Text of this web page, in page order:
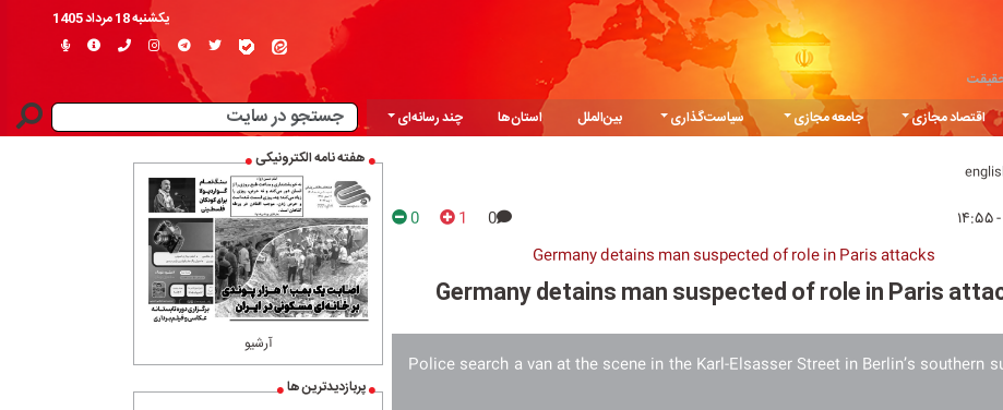
یکشنبه 18 مرداد 1405
اقتصاد مجازی جامعه مجازی سیاست‌گذاری بین‌الملل استان‌ها
چند رسانه‌ای
0
1
0
Germany detains man suspected of role in Paris attacks
Germany detains man suspected of role in Paris
Police search a van at the scene in the Karl-Elsasser Street in Berlin’s southern
هفته نامه الکترونیکی
آرشیو
پربازدیدترین ها